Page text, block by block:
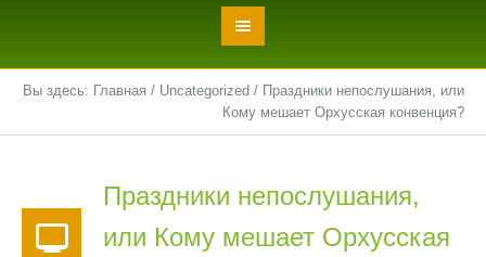
Вы здесь: Главная / Uncategorized / Праздники непослушания, или
Кому мешает Орхусская конвенция?
Праздники непослушания,
или Кому мешает Орхусская